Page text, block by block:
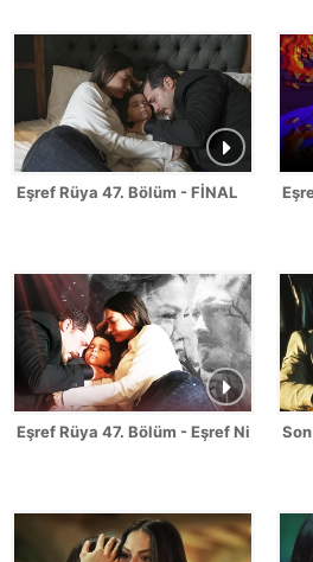
Eşref Rüya 47. Bölüm - FİNAL
Eşref Rüya 47. Bölüm - Eşref Nisan